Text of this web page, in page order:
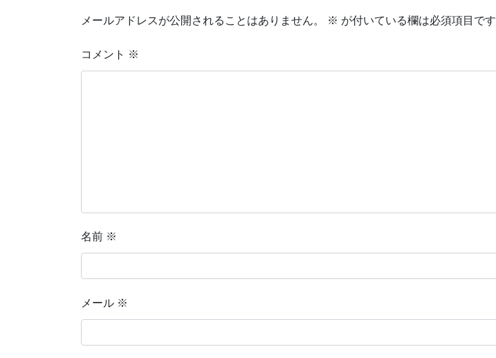
メールアドレスが公開されることはありません。 ※ が付いている欄は必須項目です
コメント ※
名前 ※
メール ※